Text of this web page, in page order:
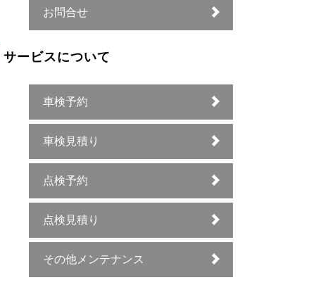
お問合せ
サービスについて
車検予約
車検見積り
点検予約
点検見積り
その他メンテナンス